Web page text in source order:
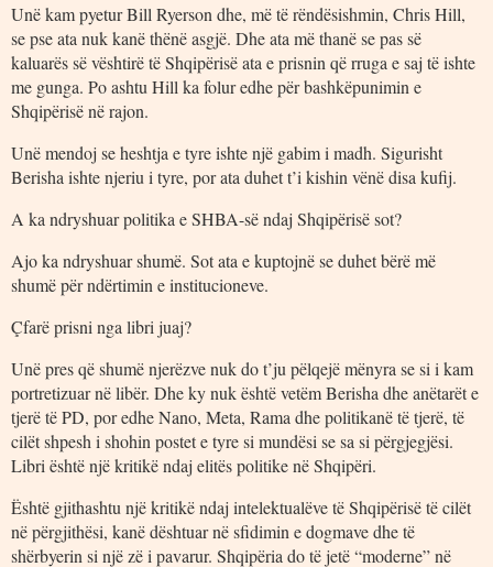
Unë kam pyetur Bill Ryerson dhe, më të rëndësishmin, Chris Hill,
se pse ata nuk kanë thënë asgjë. Dhe ata më thanë se pas së
kaluarës së vështirë të Shqipërisë ata e prisnin që rruga e saj të ishte
me gunga. Po ashtu Hill ka folur edhe për bashkëpunimin e
Shqipërisë në rajon.
Unë mendoj se heshtja e tyre ishte një gabim i madh. Sigurisht
Berisha ishte njeriu i tyre, por ata duhet t’i kishin vënë disa kufij.
A ka ndryshuar politika e SHBA-së ndaj Shqipërisë sot?
Ajo ka ndryshuar shumë. Sot ata e kuptojnë se duhet bërë më
shumë për ndërtimin e institucioneve.
Çfarë prisni nga libri juaj?
Unë pres që shumë njerëzve nuk do t’ju pëlqejë mënyra se si i kam
portretizuar në libër. Dhe ky nuk është vetëm Berisha dhe anëtarët e
tjerë të PD, por edhe Nano, Meta, Rama dhe politikanë të tjerë, të
cilët shpesh i shohin postet e tyre si mundësi se sa si përgjegjësi.
Libri është një kritikë ndaj elitës politike në Shqipëri.
Është gjithashtu një kritikë ndaj intelektualëve të Shqipërisë të cilët
në përgjithësi, kanë dështuar në sfidimin e dogmave dhe të
shërbyerin si një zë i pavarur. Shqipëria do të jetë “moderne” në